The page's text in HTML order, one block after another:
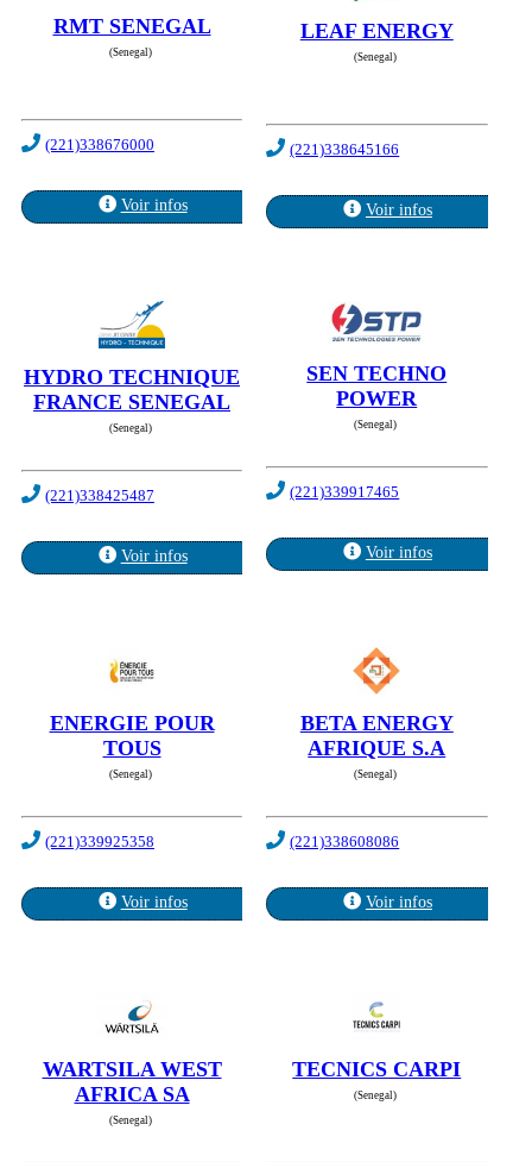
RMT SENEGAL
(Senegal)
(221)338676000
Voir infos
LEAF ENERGY
(Senegal)
(221)338645166
Voir infos
HYDRO TECHNIQUE
FRANCE SENEGAL
(Senegal)
(221)338425487
Voir infos
SEN TECHNO
POWER
(Senegal)
(221)339917465
Voir infos
ENERGIE POUR
TOUS
(Senegal)
(221)339925358
Voir infos
BETA ENERGY
AFRIQUE S.A
(Senegal)
(221)338608086
Voir infos
WARTSILA WEST
AFRICA SA
(Senegal)
TECNICS CARPI
(Senegal)